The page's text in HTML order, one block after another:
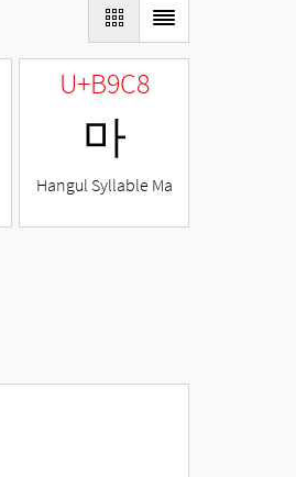
U+B9C8
마
Hangul Syllable Ma